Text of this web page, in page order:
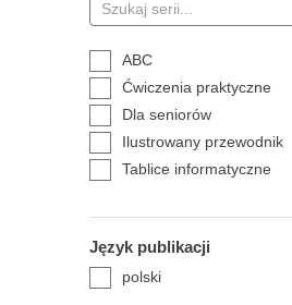
ABC
Ćwiczenia praktyczne
Dla seniorów
Ilustrowany przewodnik
Tablice informatyczne
Język publikacji
polski